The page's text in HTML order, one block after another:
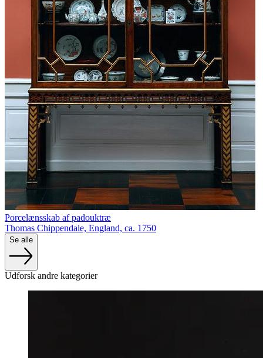
Porcelænsskab af padouktræ
Thomas Chippendale, England, ca. 1750
Se alle
Udforsk andre kategorier